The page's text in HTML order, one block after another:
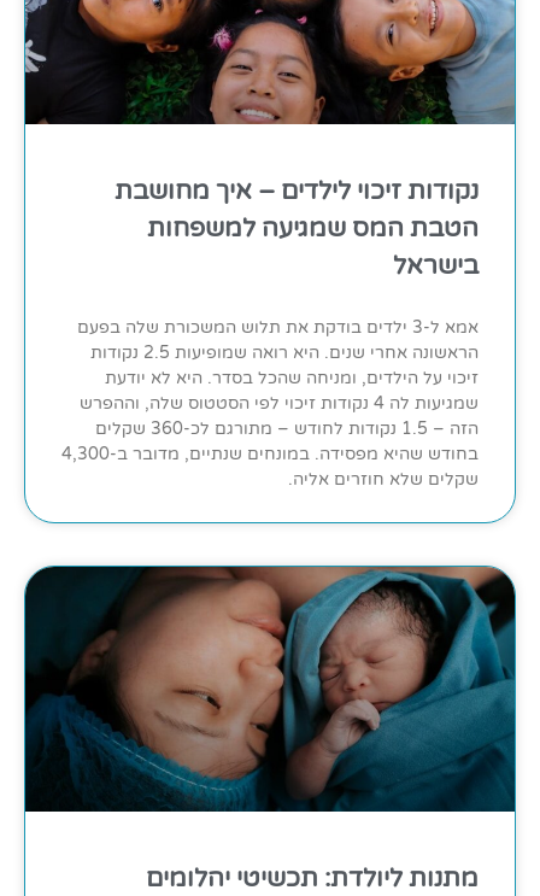
נקודות זיכוי לילדים – איך מחושבת
הטבת המס שמגיעה למשפחות
בישראל
אמא ל-3 ילדים בודקת את תלוש המשכורת שלה בפעם
הראשונה אחרי שנים. היא רואה שמופיעות 2.5 נקודות
זיכוי על הילדים, ומניחה שהכל בסדר. היא לא יודעת
שמגיעות לה 4 נקודות זיכוי לפי הסטטוס שלה, וההפרש
הזה – 1.5 נקודות לחודש – מתורגם לכ-360 שקלים
בחודש שהיא מפסידה. במונחים שנתיים, מדובר ב-4,300
שקלים שלא חוזרים אליה.
מתנות ליולדת: תכשיטי יהלומים